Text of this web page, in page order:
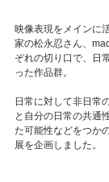
映像表現をメインに
家の松永忍さん、
ぞれの切り口で、日
った作品群。
日常に対して非日常
と自分の日常の共通
た可能性などをつか
展を企画しました。